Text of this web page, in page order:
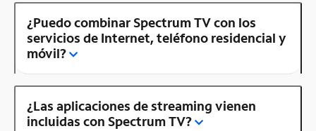
¿Puedo combinar Spectrum TV con los
servicios de Internet, teléfono residencial y
móvil?
¿Las aplicaciones de streaming vienen
incluidas con Spectrum TV?